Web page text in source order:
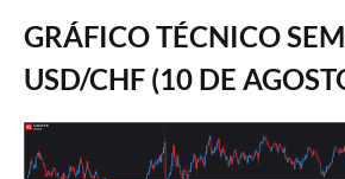
GRÁFICO TÉCNICO
USD/CHF (10 DE